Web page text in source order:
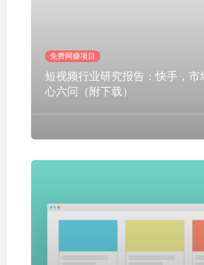
免费网赚项目
短视频行业研究报告：快手，市
心六问（附下载）